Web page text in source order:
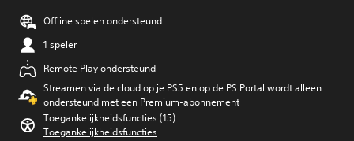
Offline spelen ondersteund
1 speler
Remote Play ondersteund
Streamen via de cloud op je PS5 en op de PS Portal wordt alleen
ondersteund met een Premium-abonnement
Toegankelijkheidsfuncties (15)
Toegankelijkheidsfuncties